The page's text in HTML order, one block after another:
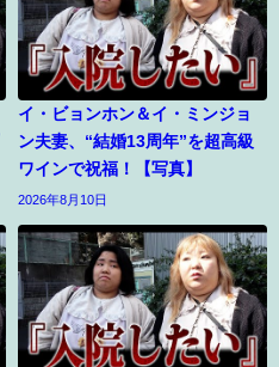
イ・ビョンホン＆イ・ミンジョ
ン夫妻、“結婚13周年”を超高級
ワインで祝福！【写真】
2026年8月10日